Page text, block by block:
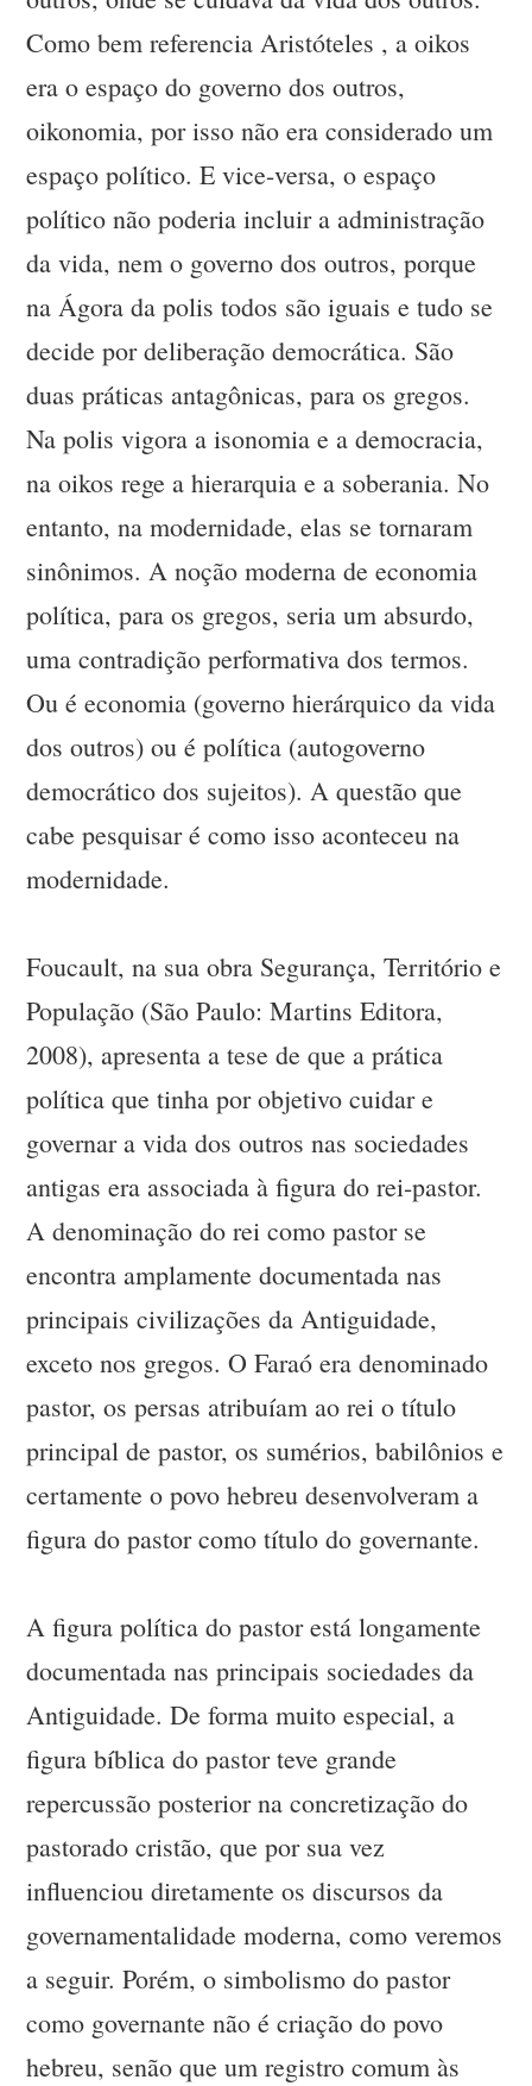
Como bem referencia Aristóteles , a oikos
era o espaço do governo dos outros,
oikonomia, por isso não era considerado um
espaço político. E vice-versa, o espaço
político não poderia incluir a administração
da vida, nem o governo dos outros, porque
na Ágora da polis todos são iguais e tudo se
decide por deliberação democrática. São
duas práticas antagônicas, para os gregos.
Na polis vigora a isonomia e a democracia,
na oikos rege a hierarquia e a soberania. No
entanto, na modernidade, elas se tornaram
sinônimos. A noção moderna de economia
política, para os gregos, seria um absurdo,
uma contradição performativa dos termos.
Ou é economia (governo hierárquico da vida
dos outros) ou é política (autogoverno
democrático dos sujeitos). A questão que
cabe pesquisar é como isso aconteceu na
modernidade.
Foucault, na sua obra Segurança, Território e
População (São Paulo: Martins Editora,
2008), apresenta a tese de que a prática
política que tinha por objetivo cuidar e
governar a vida dos outros nas sociedades
antigas era associada à figura do rei-pastor.
A denominação do rei como pastor se
encontra amplamente documentada nas
principais civilizações da Antiguidade,
exceto nos gregos. O Faraó era denominado
pastor, os persas atribuíam ao rei o título
principal de pastor, os sumérios, babilônios e
certamente o povo hebreu desenvolveram a
figura do pastor como título do governante.
A figura política do pastor está longamente
documentada nas principais sociedades da
Antiguidade. De forma muito especial, a
figura bíblica do pastor teve grande
repercussão posterior na concretização do
pastorado cristão, que por sua vez
influenciou diretamente os discursos da
governamentalidade moderna, como veremos
a seguir. Porém, o simbolismo do pastor
como governante não é criação do povo
hebreu, senão que um registro comum às